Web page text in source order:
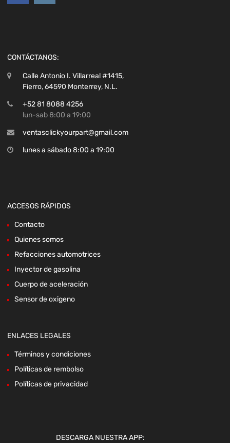
CONTÁCTANOS:
Calle Antonio I. Villarreal #1415,
Fierro, 64590 Monterrey, N.L.
+52 81 8088 4256
lun-sab 8:00 a 19:00
ventasclickyourpart@gmail.com
lunes a sábado 8:00 a 19:00
ACCESOS RÁPIDOS
Contacto
Quienes somos
Refacciones automotrices
Inyector de gasolina
Cuerpo de aceleración
Sensor de oxigeno
ENLACES LEGALES
Términos y condiciones
Políticas de rembolso
Políticas de privacidad
DESCARGA NUESTRA APP: